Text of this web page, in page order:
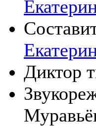
Диктор